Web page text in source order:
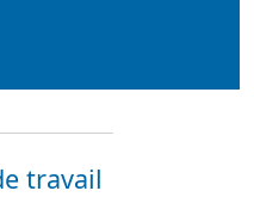
travail